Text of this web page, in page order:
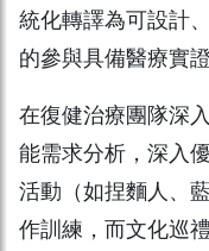
統化轉譯為可設計
的參與具備醫療實證
在復健治療團隊深
能需求分析，深入
活動（如捏麵人、
作訓練，而文化巡